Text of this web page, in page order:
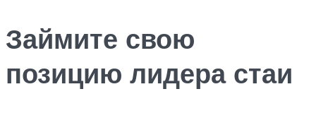
Займите свою
позицию лидера стаи